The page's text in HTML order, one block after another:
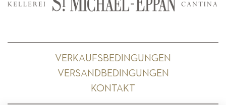
VERKAUFSBEDINGUNGEN
VERSANDBEDINGUNGEN
KONTAKT